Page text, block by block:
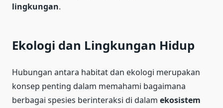
lingkungan.
Ekologi dan Lingkungan Hidup
Hubungan antara habitat dan ekologi merupakan
konsep penting dalam memahami bagaimana
berbagai spesies berinteraksi di dalam ekosistem